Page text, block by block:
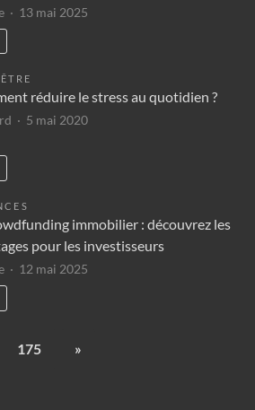
13 mai 2025
réduire le stress au quotidien ?
5 mai 2020
immobilier : découvrez les
pour les investisseurs
12 mai 2025
175 »